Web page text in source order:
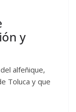
y
alfeñique,
Toluca y que